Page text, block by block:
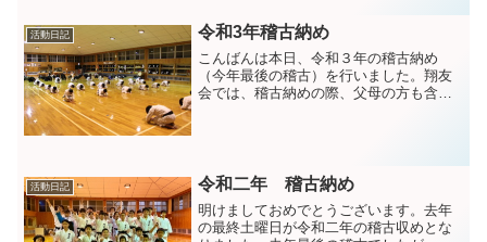
が、オリンピアンからオリンピアンから
直接指導しても...
活動日記 令和3年稽古納め
こんばんは本日、令和３年の稽古納め
（今年最後の稽古）を行いました。翔友
会では、稽古納めの際、父母の方も含め
活動日記 令和二年 稽古納め
明けましておめでとうございます。去年
の最終土曜日が令和二年の稽古収めとな